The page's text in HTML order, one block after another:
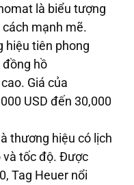
là biểu tượng
mạnh mẽ.
hiệu tiên phong
hồ
Giá của
USD đến 30,000
thương hiệu có lịch
và tốc độ. Được
Tag Heuer nổi